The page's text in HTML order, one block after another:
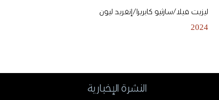
ليزيت فيلا/سارثيو كابريرا/إنغريد ليون
2024
النشرة الإخبارية